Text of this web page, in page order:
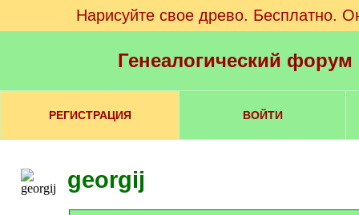
Нарисуйте свое древо. Бесплатно.
Генеалогический
РЕГИСТРАЦИЯ ВОЙТИ
georgij